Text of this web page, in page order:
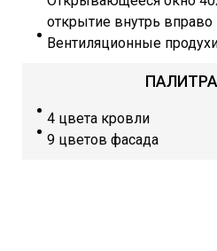
открытие внутрь вправо
Вентиляционные
ПАЛИТРА
4 цвета кровли
9 цветов фасада